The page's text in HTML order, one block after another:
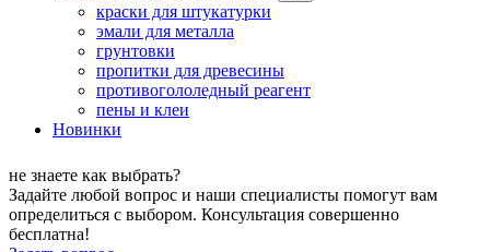
краски для штукатурки
эмали для металла
грунтовки
пропитки для древесины
противогололедный реагент
пены и клеи
Новинки
не знаете как выбрать?
Задайте любой вопрос и наши специалисты помогут вам
определиться с выбором. Консультация совершенно
бесплатна!